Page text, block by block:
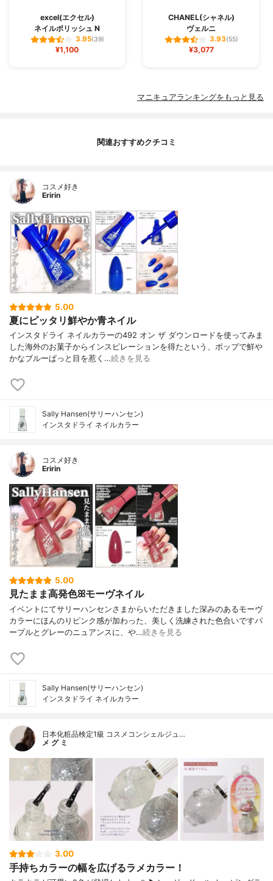
excel(エクセル)
ネイルポリッシュ N
3.95(39)
¥1,100
CHANEL(シャネル)
ヴェルニ
3.93(55)
¥3,077
マニキュアランキングをもっと見る
関連おすすめクチコミ
コスメ好き
Eririn
5.00
夏にピッタリ鮮やか青ネイル
インスタドライ ネイルカラーの492 オン ザ ダウンロードを使ってみま
した海外のお菓子からインスピレーションを得たという、ポップで鮮や
かなブルーぱっと目を惹く…続きを見る
Sally Hansen(サリーハンセン)
インスタドライ ネイルカラー
コスメ好き
Eririn
5.00
見たまま高発色ꕤモーヴネイル
イベントにてサリーハンセンさまからいただきました深みのあるモーヴ
カラーにほんのりピンク感が加わった、美しく洗練された色合いですパ
ープルとグレーのニュアンスに、や…続きを見る
Sally Hansen(サリーハンセン)
インスタドライ ネイルカラー
日本化粧品検定1級 コスメコンシェルジュ…
メ グ ミ
3.00
手持ちカラーの幅を広げるラメカラー！